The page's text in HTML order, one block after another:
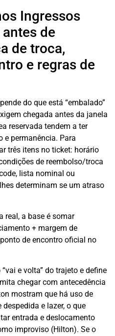
Ingressos
de
de troca,
e regras de
do que está “embalado”
chegada antes da janela
reservada tendem a ter
e permanência. Para
três itens no ticket: horário
de reembolso/troca
lista nominal ou
determinam se um atraso
real, a base é somar
+ margem de
de encontro oficial no
e volta” do trajeto e define
chegar com antecedência
mostram que há uso de
e lazer, o que
entrada e deslocamento
improviso (Hilton). Se o